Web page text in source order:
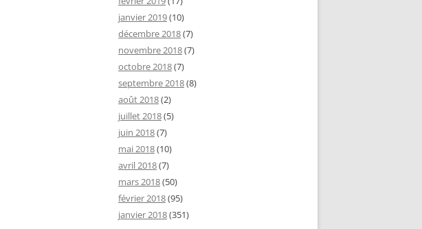
janvier 2019(10)
décembre 2018(7)
novembre 2018(7)
octobre 2018(7)
septembre 2018(8)
août 2018(2)
juillet 2018(5)
juin 2018(7)
mai 2018(10)
avril 2018(7)
mars 2018(50)
février 2018(95)
janvier 2018(351)